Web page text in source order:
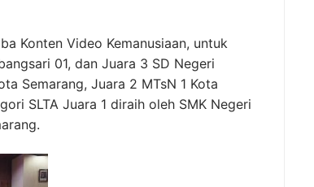
Konten Video Kemanusiaan, untuk
01, dan Juara 3 SD Negeri
Semarang, Juara 2 MTsN 1 Kota
SLTA Juara 1 diraih oleh SMK Negeri